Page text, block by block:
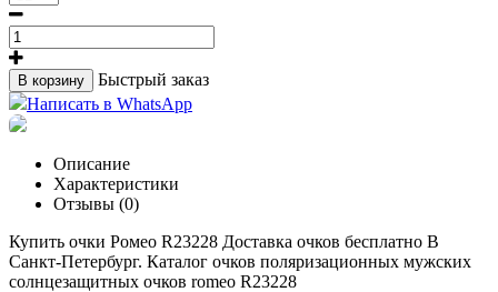
В корзину
Быстрый заказ
Написать в WhatsApp
Описание
Характеристики
Отзывы (0)
Купить очки Ромео R23228 Доставка очков бесплатно В
Санкт-Петербург. Каталог очков поляризационных мужских
солнцезащитных очков romeo R23228